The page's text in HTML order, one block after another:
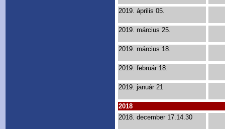
2019. április 05.
2019. március 25.
2019. március 18.
2019. február 18.
2019. január 21
2018
2018. december 17.14.30